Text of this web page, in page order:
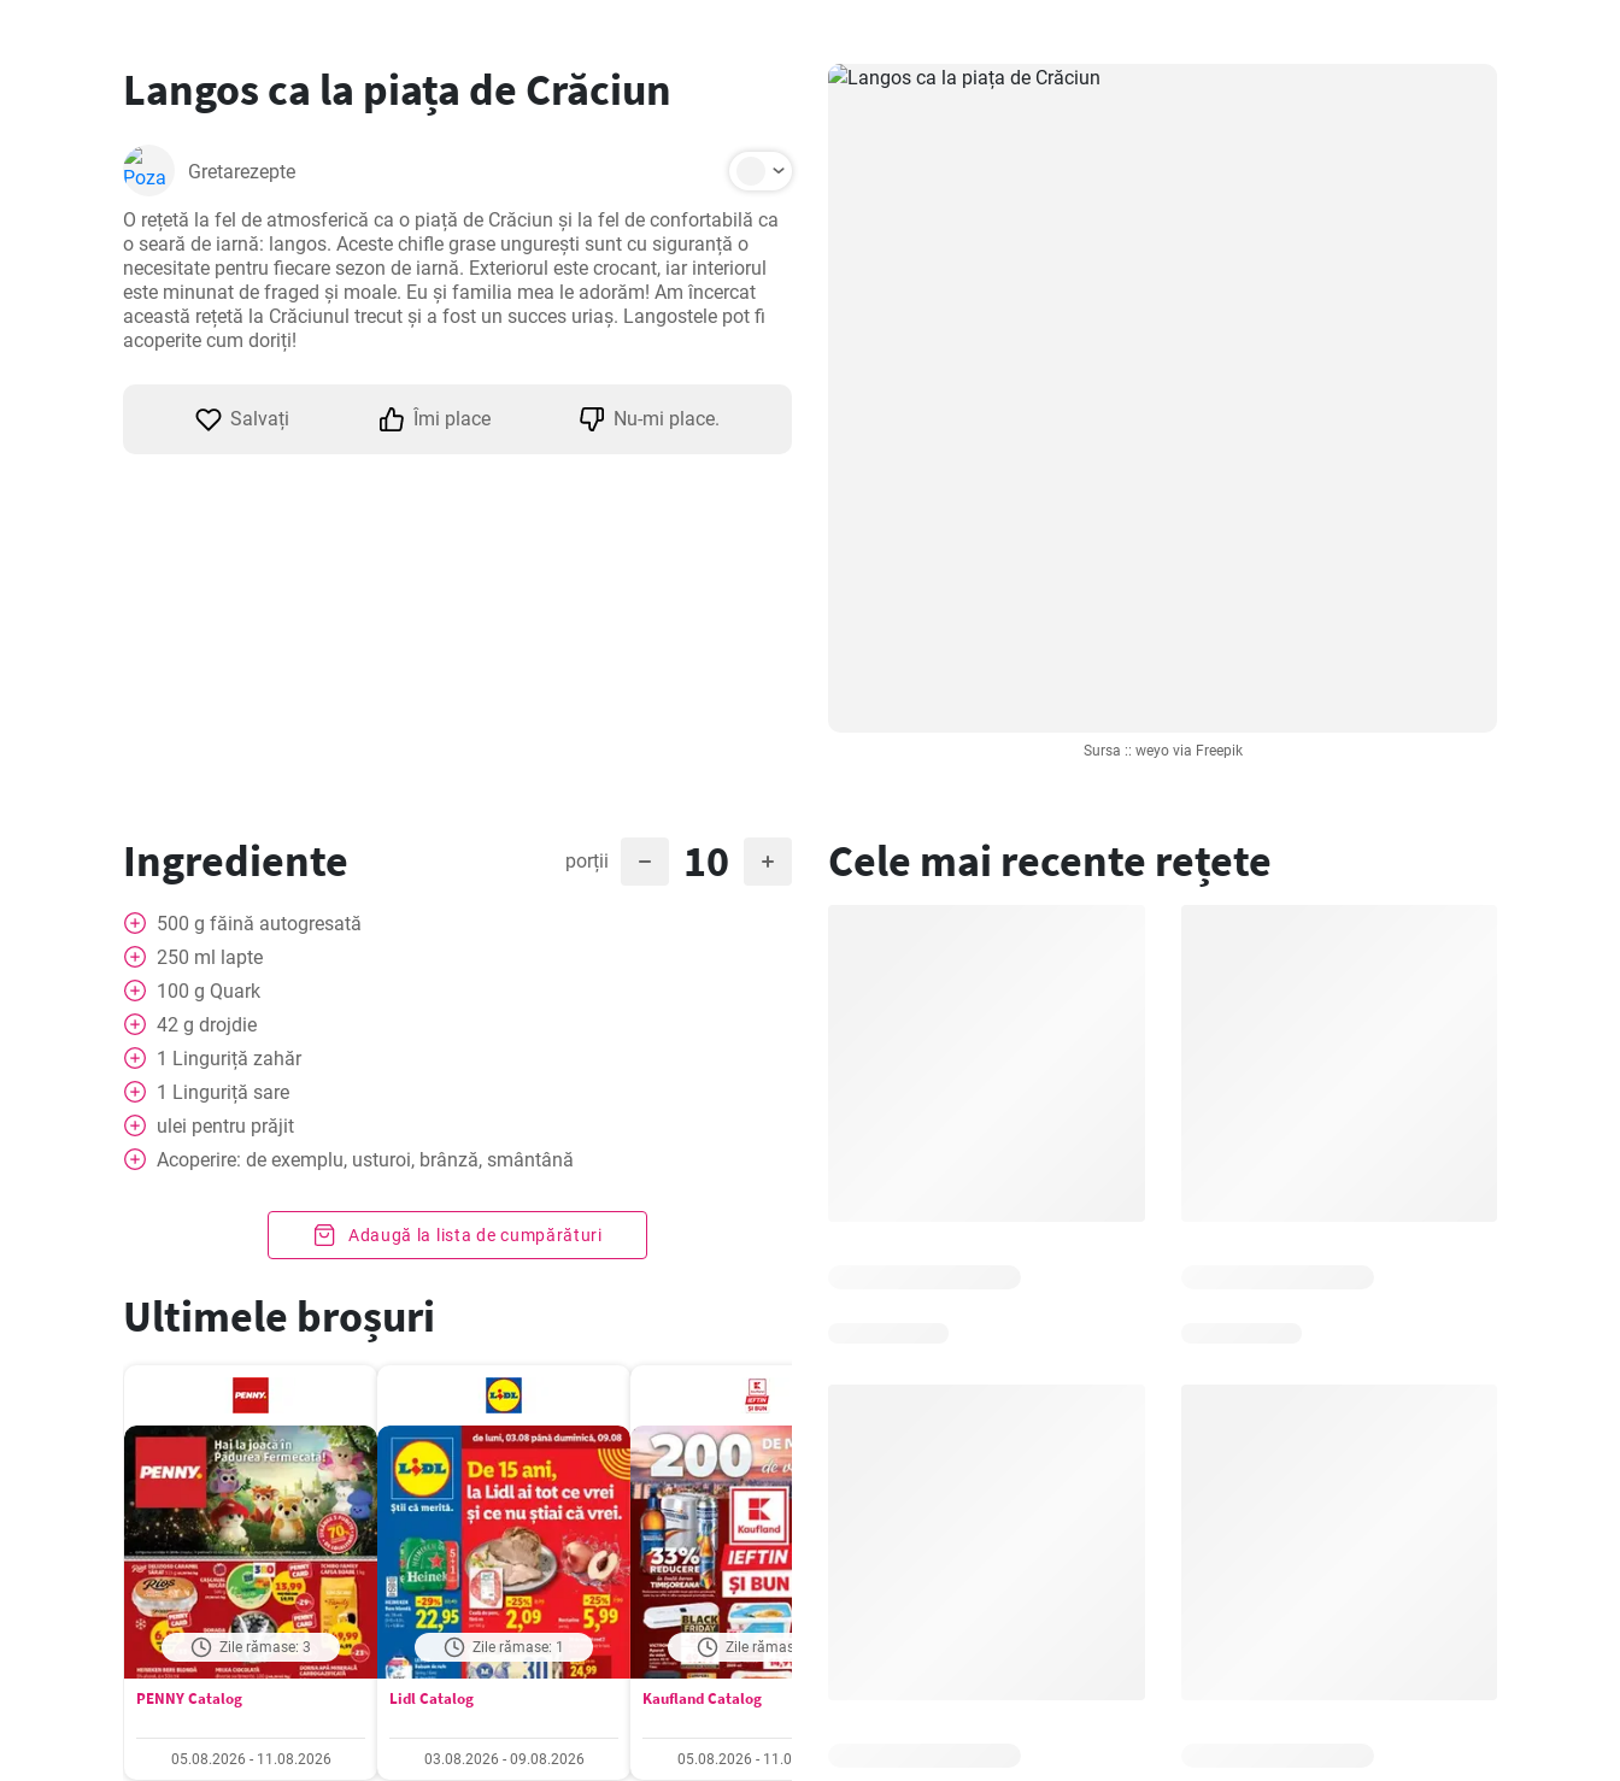
Sursa :: weyo via Freepik
Langos ca la piața de Crăciun
Gretarezepte
O rețetă la fel de atmosferică ca o piață de Crăciun și la fel de confortabilă ca
o seară de iarnă: langos. Aceste chifle grase ungurești sunt cu siguranță o
necesitate pentru fiecare sezon de iarnă. Exteriorul este crocant, iar interiorul
este minunat de fraged și moale. Eu și familia mea le adorăm! Am încercat
această rețetă la Crăciunul trecut și a fost un succes uriaș. Langostele pot fi
acoperite cum doriți!
Salvați Îmi place Nu-mi place.
Ingrediente porții 10
500 g făină autogresată
250 ml lapte
100 g Quark
42 g drojdie
1 Linguriță zahăr
1 Linguriță sare
ulei pentru prăjit
Acoperire: de exemplu, usturoi, brânză, smântână
Adaugă la lista de cumpărături
Ultimele broșuri
Zile rămase: 3
PENNY Catalog
05.08.2026 - 11.08.2026
Zile rămase: 1
Lidl Catalog
03.08.2026 - 09.08.2026
Zile rămase: 3
Kaufland Catalog
05.08.2026 - 11.08.2026
Cele mai recente rețete